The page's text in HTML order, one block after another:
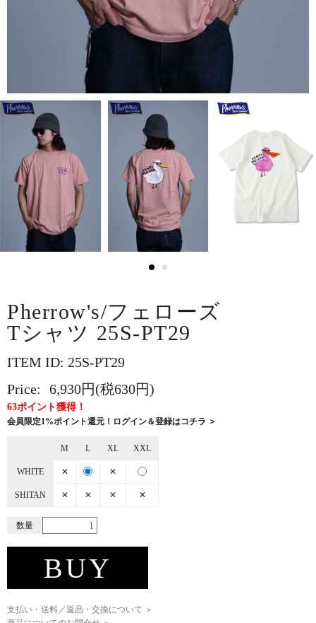
Pherrow's/フェローズ
Tシャツ 25S-PT29
ITEM ID: 25S-PT29
Price:
6,930円(税630円)
63ポイント獲得！
会員限定1%ポイント還元！ログイン＆登録はコチラ ＞
M L XL XXL
WHITE ✕ ✕
SHITAN ✕ ✕ ✕ ✕
数量
BUY
支払い・送料／返品・交換について ＞